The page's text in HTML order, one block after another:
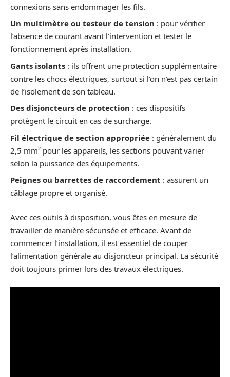
connexions sans endommager les fils.
Un multimètre ou testeur de tension : pour vérifier
l’absence de courant avant l’intervention et tester le
fonctionnement après installation.
Gants isolants : ils offrent une protection supplémentaire
contre les chocs électriques, surtout si l’on n’est pas certain
de l’isolement de son tableau.
Des disjoncteurs de protection : ces dispositifs
protègent le circuit en cas de surcharge.
Fil électrique de section appropriée : généralement du
2,5 mm² pour les appareils, les sections pouvant varier
selon la puissance des équipements.
Peignes ou barrettes de raccordement : assurent un
câblage propre et organisé.
Avec ces outils à disposition, vous êtes en mesure de
travailler de manière sécurisée et efficace. Avant de
commencer l’installation, il est essentiel de couper
l’alimentation générale au disjoncteur principal. La sécurité
doit toujours primer lors des travaux électriques.